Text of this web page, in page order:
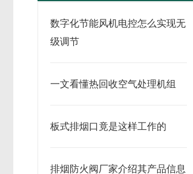
数字化节能风机电控怎么实现无
级调节
一文看懂热回收空气处理机组
板式排烟口竟是这样工作的
排烟防火阀厂家介绍其产品信息